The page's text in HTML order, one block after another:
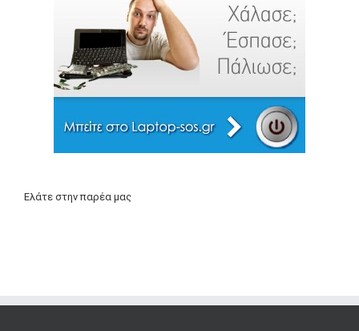
Ελάτε στην παρέα μας